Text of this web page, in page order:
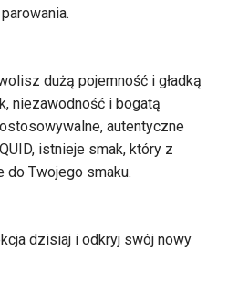
dużą pojemność i gładką
niezawodność i bogatą
autentyczne
istnieje smak, który z
do Twojego smaku.
dzisiaj i odkryj swój nowy